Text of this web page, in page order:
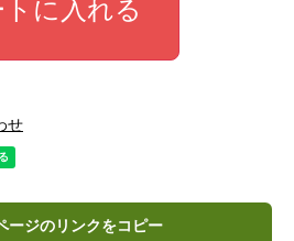
トに入れる
せ
ージのリンクをコピー